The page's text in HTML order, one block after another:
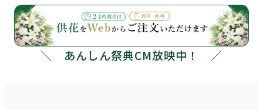
＼ あんしん祭典CM放映中！ ／